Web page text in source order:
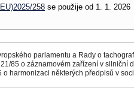
EU)2025/258 se použije od 1. 1. 2026
parlamentu a Rady o
85 o záznamovém zařízení v silniční
o harmonizaci některých předpisů v